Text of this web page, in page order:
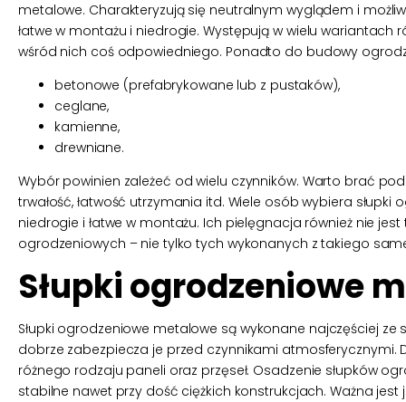
metalowe. Charakteryzują się neutralnym wyglądem i
łatwe w montażu i niedrogie. Występują w wielu
wśród nich coś odpowiedniego. Ponadto do budowy
betonowe (prefabrykowane lub z pustaków),
ceglane,
kamienne,
drewniane.
Wybór powinien zależeć od wielu czynników. Warto brać
trwałość, łatwość utrzymania itd. Wiele osób wybiera
niedrogie i łatwe w montażu. Ich pielęgnacja również nie
ogrodzeniowych – nie tylko tych wykonanych z takiego
Słupki ogrodzeniowe
Słupki ogrodzeniowe metalowe są wykonane najczęściej
dobrze zabezpiecza je przed czynnikami atmosferycznymi.
różnego rodzaju paneli oraz przęseł. Osadzenie słupków
stabilne nawet przy dość ciężkich konstrukcjach. Ważna